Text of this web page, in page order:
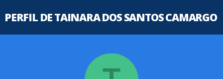
PERFIL DE TAINARA DOS SANTOS CAMARGO